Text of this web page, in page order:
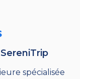
spécialisée